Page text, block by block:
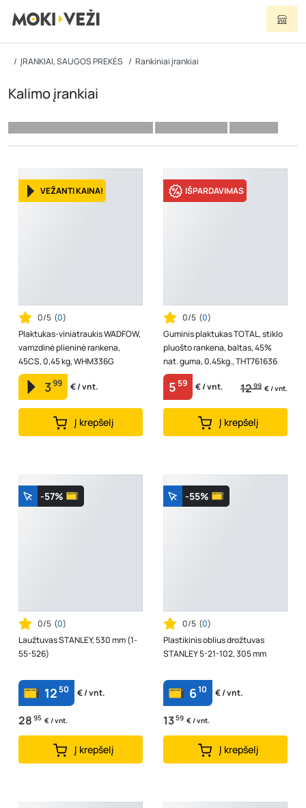
ĮRANKIAI, SAUGOS PREKĖS Rankiniai įrankiai
Kalimo įrankiai
VEŽANTI KAINA!
0/5 (0)
Plaktukas-viniatraukis WADFOW,
vamzdinė plieninė rankena,
45CS, 0,45 kg, WHM336G
399 € / vnt.
Į krepšelį
IŠPARDAVIMAS
0/5 (0)
Guminis plaktukas TOTAL, stiklo
pluošto rankena, baltas, 45%
nat. guma, 0,45kg., THT761636
559 € / vnt. 1299 € / vnt.
Į krepšelį
-57%
0/5 (0)
Laužtuvas STANLEY, 530 mm (1-
55-526)
1250 € / vnt.
28 95 € / vnt.
Į krepšelį
-55%
0/5 (0)
Plastikinis oblius drožtuvas
STANLEY 5-21-102, 305 mm
610 € / vnt.
1359 € / vnt.
Į krepšelį